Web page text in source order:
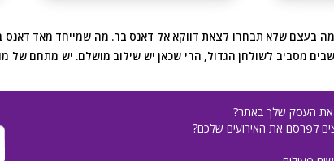
בעצם שלא תבחרו לצאת דווקא אל דאנס בר. מה שמייחד מאד דאנס בר
מסביב לשולחן הגדול, הרי שכאן יש שילוב מושלם. יש מתחם של
את העסק שלך באתר?
לפרסם את האירועים שלכם?